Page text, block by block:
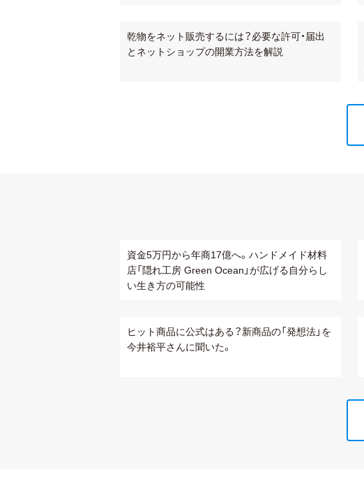
乾物をネット販売するには？必要な許可・届出
とネットショップの開業方法を解説
資金5万円から年商17億へ。ハンドメイド材料
店「隠れ工房 Green Ocean」が広げる自分らし
い生き方の可能性
ヒット商品に公式はある？新商品の「発想法」を
今井裕平さんに聞いた。